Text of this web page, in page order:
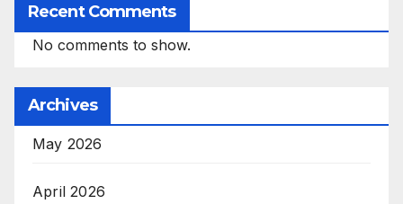
Recent Comments
No comments to show.
Archives
May 2026
April 2026